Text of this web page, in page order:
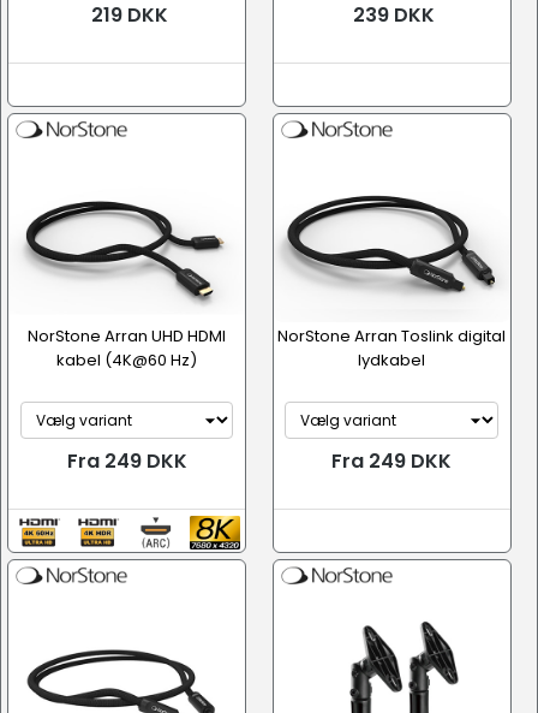
219 DKK 239 DKK
NorStone Arran UHD HDMI
kabel (4K@60 Hz)
Fra 249 DKK
NorStone Arran Toslink digital
lydkabel
Fra 249 DKK